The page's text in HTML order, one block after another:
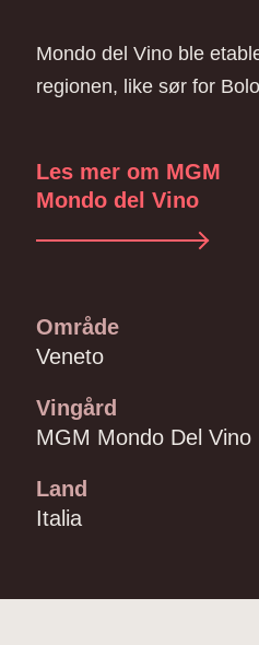
Mondo del Vino ble
regionen, like sør for
Les mer om MGM
Mondo del Vino
Område
Veneto
Vingård
MGM Mondo Del Vino
Land
Italia